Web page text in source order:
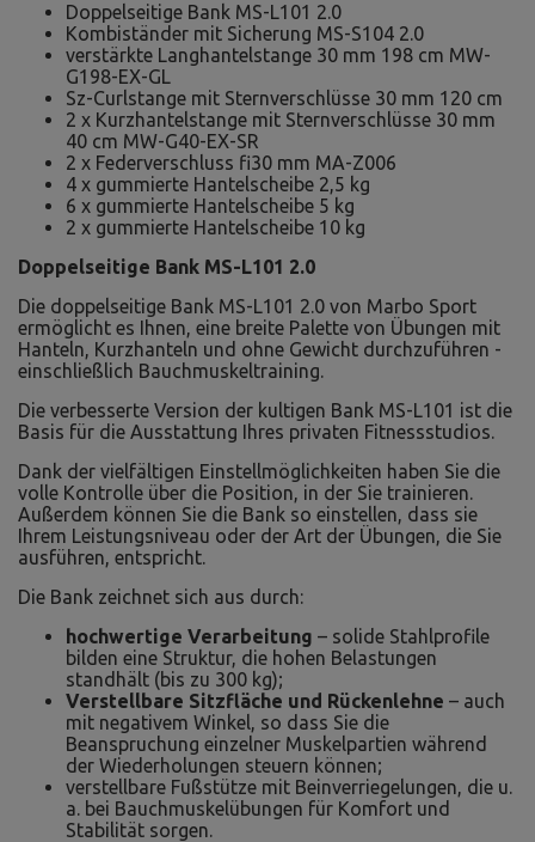
Doppelseitige Bank MS-L101 2.0
Kombiständer mit Sicherung MS-S104 2.0
verstärkte Langhantelstange 30 mm 198 cm MW-
G198-EX-GL
Sz-Curlstange mit Sternverschlüsse 30 mm 120 cm
2 x Kurzhantelstange mit Sternverschlüsse 30 mm
40 cm MW-G40-EX-SR
2 x Federverschluss fi30 mm MA-Z006
4 x gummierte Hantelscheibe 2,5 kg
6 x gummierte Hantelscheibe 5 kg
2 x gummierte Hantelscheibe 10 kg
Doppelseitige Bank MS-L101 2.0
Die doppelseitige Bank MS-L101 2.0 von Marbo Sport
ermöglicht es Ihnen, eine breite Palette von Übungen mit
Hanteln, Kurzhanteln und ohne Gewicht durchzuführen -
einschließlich Bauchmuskeltraining.
Die verbesserte Version der kultigen Bank MS-L101 ist die
Basis für die Ausstattung Ihres privaten Fitnessstudios.
Dank der vielfältigen Einstellmöglichkeiten haben Sie die
volle Kontrolle über die Position, in der Sie trainieren.
Außerdem können Sie die Bank so einstellen, dass sie
Ihrem Leistungsniveau oder der Art der Übungen, die Sie
ausführen, entspricht.
Die Bank zeichnet sich aus durch:
hochwertige Verarbeitung – solide Stahlprofile
bilden eine Struktur, die hohen Belastungen
standhält (bis zu 300 kg);
Verstellbare Sitzfläche und Rückenlehne – auch
mit negativem Winkel, so dass Sie die
Beanspruchung einzelner Muskelpartien während
der Wiederholungen steuern können;
verstellbare Fußstütze mit Beinverriegelungen, die u.
a. bei Bauchmuskelübungen für Komfort und
Stabilität sorgen.